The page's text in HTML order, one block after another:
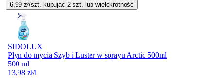
6,99 zł/szt. kupując 2 szt. lub wielokrotność
SIDOLUX
Płyn do mycia Szyb i Luster w sprayu Arctic 500ml
500 ml
13,98 zł/l